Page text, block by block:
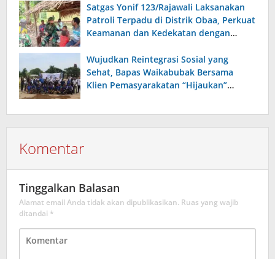
Satgas Yonif 123/Rajawali Laksanakan
Patroli Terpadu di Distrik Obaa, Perkuat
Keamanan dan Kedekatan dengan
Wujudkan Reintegrasi Sosial yang
Sehat, Bapas Waikabubak Bersama
Klien Pemasyarakatan “Hijaukan”
Komentar
Tinggalkan Balasan
Alamat email Anda tidak akan dipublikasikan. Ruas yang wajib
ditandai *